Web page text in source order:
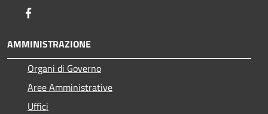
AMMINISTRAZIONE
Organi di Governo
Aree Amministrative
Uffici